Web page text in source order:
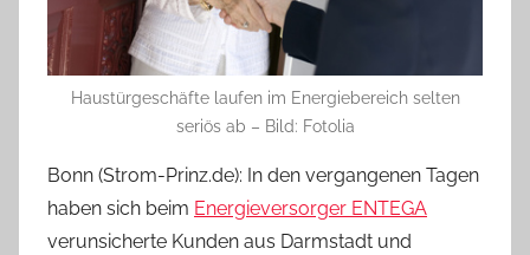
Haustürgeschäfte laufen im Energiebereich selten
seriös ab – Bild: Fotolia
Bonn (Strom-Prinz.de): In den vergangenen Tagen
haben sich beim Energieversorger ENTEGA
verunsicherte Kunden aus Darmstadt und